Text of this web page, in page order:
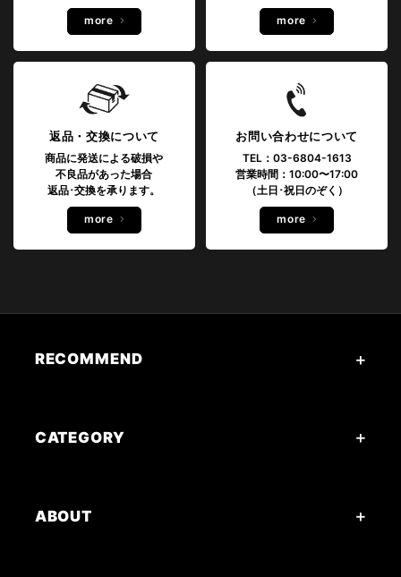
more more
返品・交換について
商品に発送による破損や
不良品があった場合
返品･交換を承ります。
more
お問い合わせについて
TEL：03-6804-1613
営業時間：10:00〜17:00
（土日･祝日のぞく）
more
RECOMMEND
CATEGORY
ABOUT